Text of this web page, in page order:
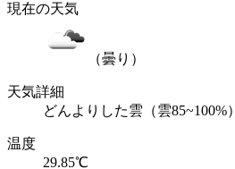
現在の天気
（曇り）
天気詳細
どんよりした雲（雲85~100%）
温度
29.85℃